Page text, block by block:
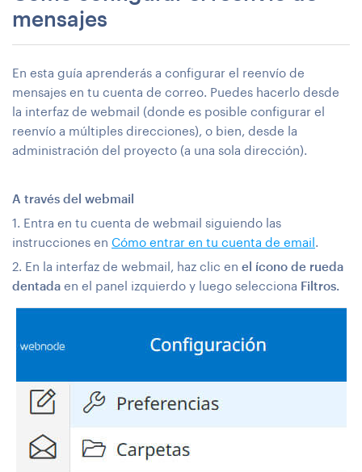
mensajes
En esta guía aprenderás a configurar el reenvío de
mensajes en tu cuenta de correo. Puedes hacerlo desde
la interfaz de webmail (donde es posible configurar el
reenvío a múltiples direcciones), o bien, desde la
administración del proyecto (a una sola dirección).
A través del webmail
1. Entra en tu cuenta de webmail siguiendo las
instrucciones en Cómo entrar en tu cuenta de email.
2. En la interfaz de webmail, haz clic en el ícono de rueda
dentada en el panel izquierdo y luego selecciona Filtros.